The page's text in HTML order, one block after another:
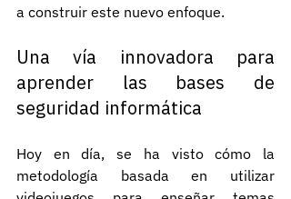
a construir este nuevo enfoque.
Una vía innovadora para
aprender las bases de
seguridad informática
Hoy en día, se ha visto cómo la
metodología basada en utilizar